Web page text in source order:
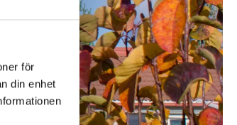
för
din enhet